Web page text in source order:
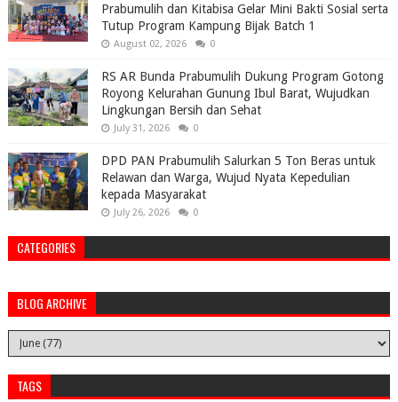
Prabumulih dan Kitabisa Gelar Mini Bakti Sosial serta
Tutup Program Kampung Bijak Batch 1
August 02, 2026 0
RS AR Bunda Prabumulih Dukung Program Gotong
Royong Kelurahan Gunung Ibul Barat, Wujudkan
Lingkungan Bersih dan Sehat
July 31, 2026 0
DPD PAN Prabumulih Salurkan 5 Ton Beras untuk
Relawan dan Warga, Wujud Nyata Kepedulian
kepada Masyarakat
July 26, 2026 0
CATEGORIES
BLOG ARCHIVE
TAGS